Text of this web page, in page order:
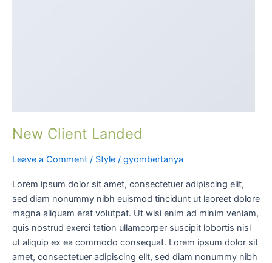
New Client Landed
Leave a Comment / Style / gyombertanya
Lorem ipsum dolor sit amet, consectetuer adipiscing elit,
sed diam nonummy nibh euismod tincidunt ut laoreet dolore
magna aliquam erat volutpat. Ut wisi enim ad minim veniam,
quis nostrud exerci tation ullamcorper suscipit lobortis nisl
ut aliquip ex ea commodo consequat. Lorem ipsum dolor sit
amet, consectetuer adipiscing elit, sed diam nonummy nibh